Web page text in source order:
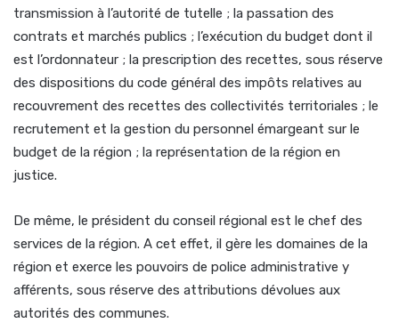
transmission à l’autorité de tutelle ; la passation des
contrats et marchés publics ; l’exécution du budget dont il
est l’ordonnateur ; la prescription des recettes, sous réserve
des dispositions du code général des impôts relatives au
recouvrement des recettes des collectivités territoriales ; le
recrutement et la gestion du personnel émargeant sur le
budget de la région ; la représentation de la région en
justice.
De même, le président du conseil régional est le chef des
services de la région. A cet effet, il gère les domaines de la
région et exerce les pouvoirs de police administrative y
afférents, sous réserve des attributions dévolues aux
autorités des communes.